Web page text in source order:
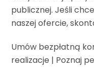
publicznej. Jeśli
naszej ofercie,
Umów bezpłatną
realizacje | Poznaj